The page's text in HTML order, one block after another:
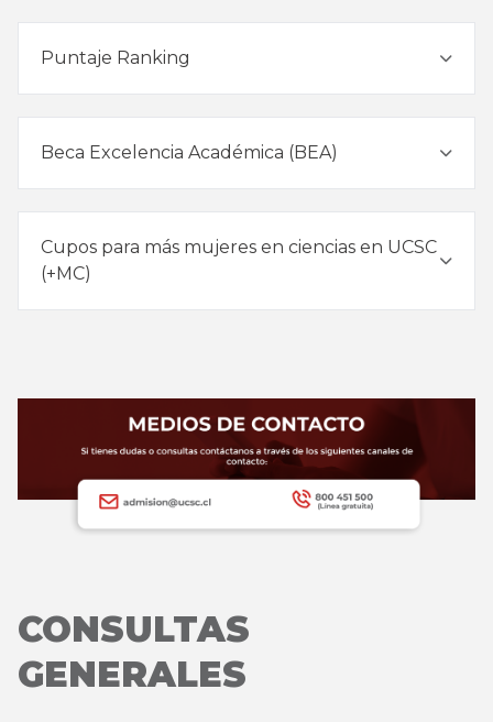
Puntaje Ranking
Beca Excelencia Académica (BEA)
Cupos para más mujeres en ciencias en UCSC
(+MC)
CONSULTAS
GENERALES